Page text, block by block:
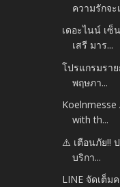
ความรักจะ
เดอะไนน์ เซ็
เสรี มาร...
โปรแกรมรา
พฤษภา...
Koelnmesse
with th...
⚠️ เตือนภัย!!
บริกา...
LINE จัดเต็ม